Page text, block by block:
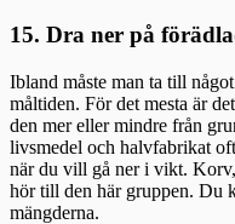
15. Dra ner på
Ibland måste man ta till
måltiden. För det mesta är
den mer eller mindre från
livsmedel och halvfabrikat
när du vill gå ner i vikt.
hör till den här gruppen. Du
mängderna.